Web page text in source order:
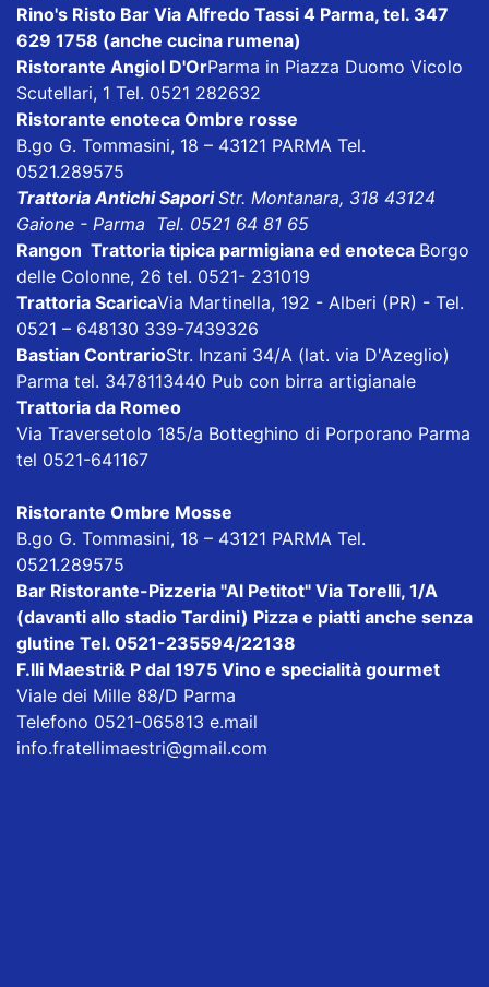
Rino's Risto Bar Via Alfredo Tassi 4 Parma, tel. 347
629 1758 (anche cucina rumena)
Ristorante Angiol D'OrParma in Piazza Duomo Vicolo
Scutellari, 1 Tel. 0521 282632
Ristorante enoteca Ombre rosse
B.go G. Tommasini, 18 – 43121 PARMA Tel.
0521.289575
Trattoria Antichi SaporiStr. Montanara, 318 43124
Gaione - Parma Tel. 0521 64 81 65
Rangon Trattoria tipica parmigiana ed enoteca Borgo
delle Colonne, 26 tel. 0521- 231019
Trattoria ScaricaVia Martinella, 192 - Alberi (PR) - Tel.
0521 – 648130 339-7439326
Bastian ContrarioStr. Inzani 34/A (lat. via D'Azeglio)
Parma tel. 3478113440 Pub con birra artigianale
Trattoria da Romeo
Via Traversetolo 185/a Botteghino di Porporano Parma
tel 0521-641167
Ristorante Ombre Mosse
B.go G. Tommasini, 18 – 43121 PARMA Tel.
0521.289575
Bar Ristorante-Pizzeria "Al Petitot" Via Torelli, 1/A
(davanti allo stadio Tardini) Pizza e piatti anche senza
glutine Tel. 0521-235594/22138
F.lli Maestri& P dal 1975 Vino e specialità gourmet
Viale dei Mille 88/D Parma
Telefono 0521-065813 e.mail
info.fratellimaestri@gmail.com